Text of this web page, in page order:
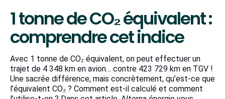
1 tonne de CO₂ équivalent :
comprendre cet indice
Avec 1 tonne de CO₂ équivalent, on peut effectuer un
trajet de 4 348 km en avion… contre 423 729 km en TGV !
Une sacrée différence, mais concrètement, qu’est-ce que
l’équivalent CO₂ ? Comment est-il calculé et comment